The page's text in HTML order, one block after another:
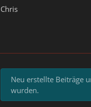
Chris
Neu erstellte Beiträge
wurden.